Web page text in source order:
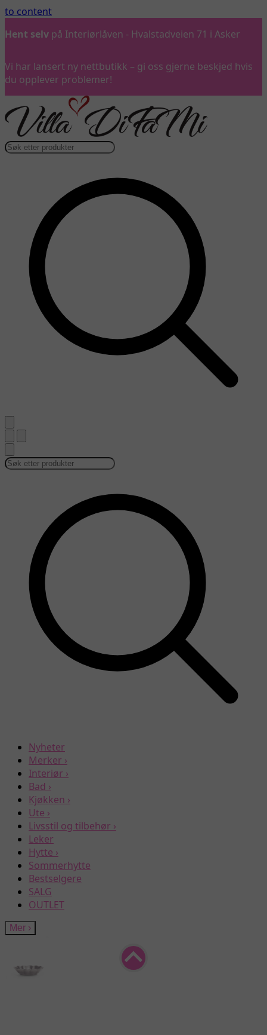
to content
Ring ossgjerne på 992 57 899
Vi har lansert ny nettbutikk – gi oss gjerne beskjed hvis
du opplever problemer!
Nyheter
Merker ›
Interiør ›
Bad ›
Kjøkken ›
Ute ›
Livsstil og tilbehør ›
Leker
Hytte ›
Sommerhytte
Bestselgere
SALG
OUTLET
Mer ›